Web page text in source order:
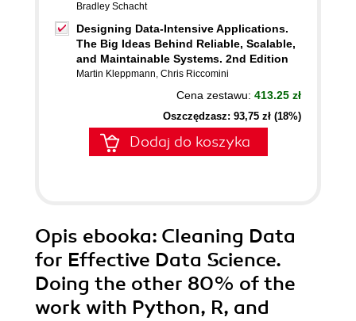
Bradley Schacht
Designing Data-Intensive Applications.
The Big Ideas Behind Reliable, Scalable,
and Maintainable Systems. 2nd Edition
Martin Kleppmann, Chris Riccomini
Cena zestawu: 413.25 zł
Oszczędzasz: 93,75 zł (18%)
Dodaj do koszyka
Opis ebooka: Cleaning Data
for Effective Data Science.
Doing the other 80% of the
work with Python, R, and